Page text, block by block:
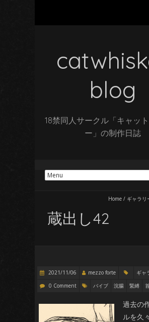
blog
18禁同人サークル「キャッ
ー」の制作日誌
Home / ギャラリ
蔵出し42
2021/11/06 mezzo forte
ギャ
0 Comment
バイブ 浣腸 緊縛
過去の
ルを久